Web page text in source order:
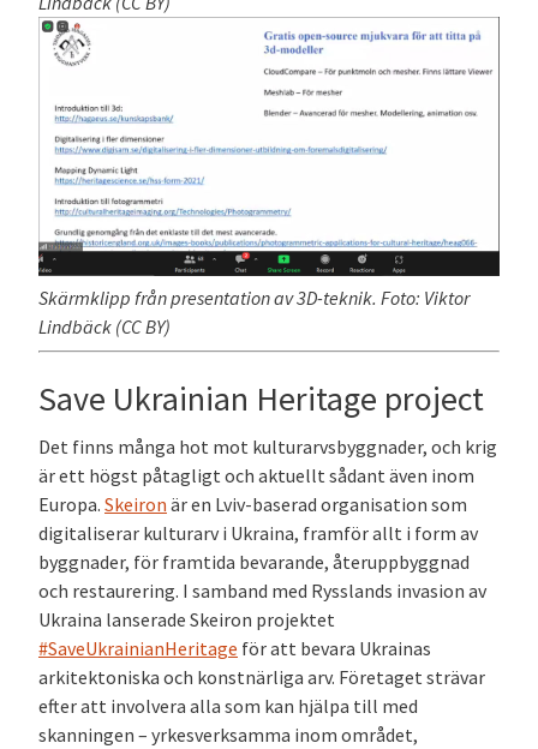
Skärmklipp från presentation av 3D-teknik. Foto: Viktor
Lindbäck (CC BY)
Save Ukrainian Heritage project
Det finns många hot mot kulturarvsbyggnader, och krig
är ett högst påtagligt och aktuellt sådant även inom
Europa. Skeiron är en Lviv-baserad organisation som
digitaliserar kulturarv i Ukraina, framför allt i form av
byggnader, för framtida bevarande, återuppbyggnad
och restaurering. I samband med Rysslands invasion av
Ukraina lanserade Skeiron projektet
#SaveUkrainianHeritage för att bevara Ukrainas
arkitektoniska och konstnärliga arv. Företaget strävar
efter att involvera alla som kan hjälpa till med
skanningen – yrkesverksamma inom området,